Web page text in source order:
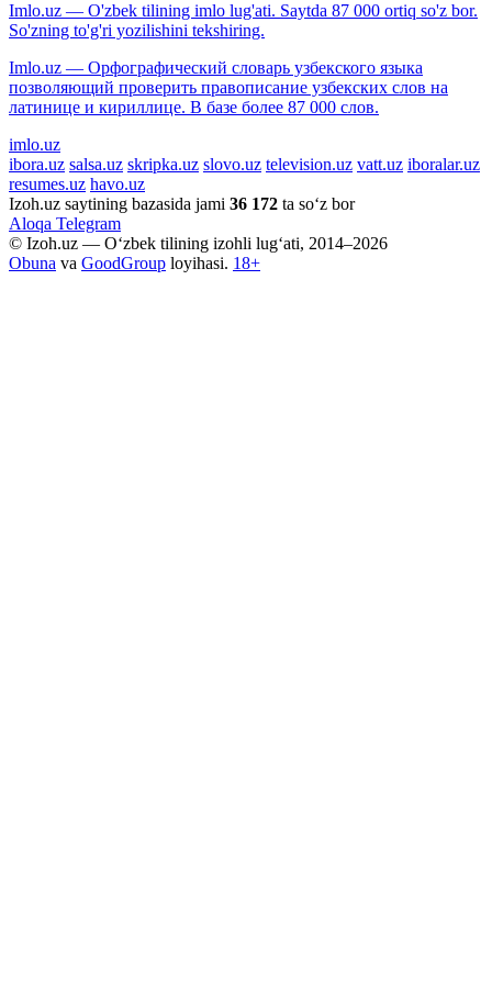
Imlo.uz — O'zbek tilining imlo lug'ati. Saytda 87 000 ortiq so'z bor.
So'zning to'g'ri yozilishini tekshiring.
Imlo.uz — Орфографический словарь узбекского языка
позволяющий проверить правописание узбекских слов на
латинице и кириллице. В базе более 87 000 слов.
imlo.uz
ibora.uz salsa.uz skripka.uz slovo.uz television.uz vatt.uz iboralar.uz
resumes.uz havo.uz
Izoh.uz saytining bazasida jami 36 172 ta so‘z bor
Aloqa Telegram
© Izoh.uz — O‘zbek tilining izohli lug‘ati, 2014–2026
Obuna va GoodGroup loyihasi. 18+